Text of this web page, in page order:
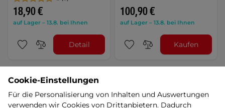
18,90 €
auf Lager – 13.8. bei Ihnen
Detail
100,90 €
auf Lager – 13.8. bei Ihnen
Kaufen
weitere anzeigen
Cookie-Einstellungen
Für die Personalisierung von Inhalten und Auswertungen
verwenden wir Cookies von Drittanbietern. Dadurch